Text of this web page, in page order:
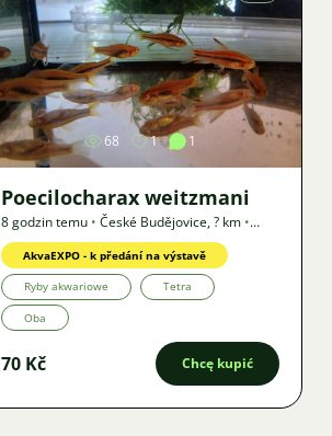
Zdjęcie
68 1 1
Poecilocharax weitzmani
8 godzin temu • České Budějovice,? km •
Oferta
AkvaEXPO - k předání na výstavě
Ryby akwariowe Tetra
Oba
70 Kč Chcę kupić